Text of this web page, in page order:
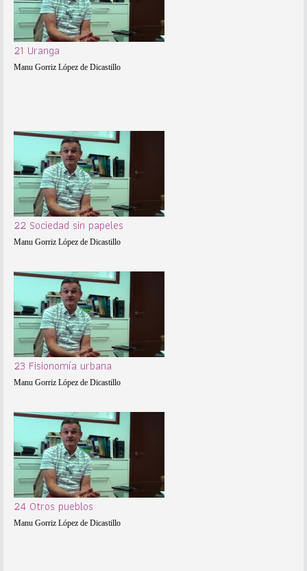
21 Uranga
Manu Gorriz López de Dicastillo
22 Sociedad sin papeles
Manu Gorriz López de Dicastillo
23 Fisionomía urbana
Manu Gorriz López de Dicastillo
24 Otros pueblos
Manu Gorriz López de Dicastillo